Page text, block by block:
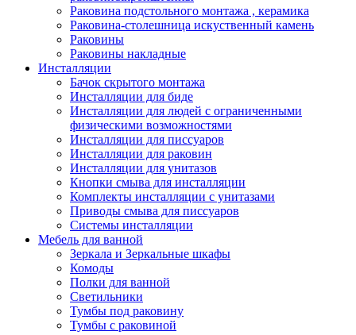
Раковина подстольного монтажа , керамика
Раковина-столешница искуственный камень
Раковины
Раковины накладные
Инсталляции
Бачок скрытого монтажа
Инсталляции для биде
Инсталляции для людей с ограниченными
физическими возможностями
Инсталляции для писсуаров
Инсталляции для раковин
Инсталляции для унитазов
Кнопки смыва для инсталляции
Комплекты инсталляции с унитазами
Приводы смыва для писсуаров
Системы инсталляции
Мебель для ванной
Зеркала и Зеркальные шкафы
Комоды
Полки для ванной
Светильники
Тумбы под раковину
Тумбы с раковиной